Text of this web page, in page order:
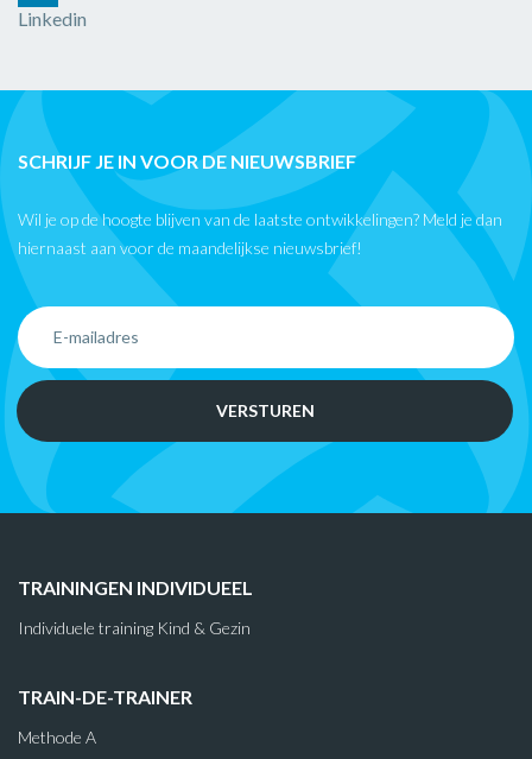
Linkedin
SCHRIJF JE IN VOOR DE NIEUWSBRIEF
Wil je op de hoogte blijven van de laatste ontwikkelingen? Meld je dan
hiernaast aan voor de maandelijkse nieuwsbrief!
TRAININGEN INDIVIDUEEL
Individuele training Kind & Gezin
TRAIN-DE-TRAINER
Methode A